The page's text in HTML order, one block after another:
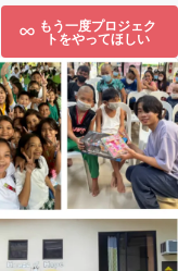
もう一度プロジェク
トをやってほしい